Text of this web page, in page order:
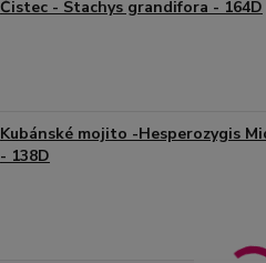
Čistec - Stachys grandifora - 164D
Kubánské mojito -Hesperozygis
- 138D